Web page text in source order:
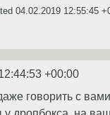
04.02.2019 12:55:45
+00:00
говорить с